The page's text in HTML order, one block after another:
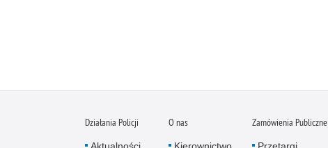
Działania Policji
Aktualności
O nas
Kierownictwo
Zamówienia Publiczne
Przetargi